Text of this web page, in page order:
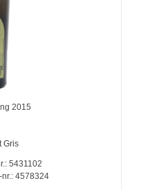
2015
Gris
5431102
nr.: 4578324